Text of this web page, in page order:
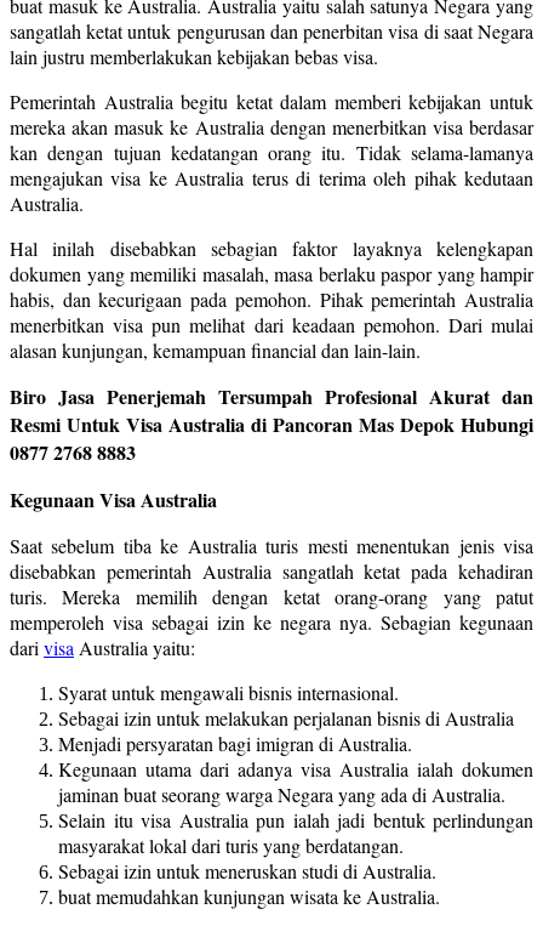
buat masuk ke Australia. Australia yaitu salah satunya Negara yang
sangatlah ketat untuk pengurusan dan penerbitan visa di saat Negara
lain justru memberlakukan kebijakan bebas visa.
Pemerintah Australia begitu ketat dalam memberi kebijakan untuk
mereka akan masuk ke Australia dengan menerbitkan visa berdasar
kan dengan tujuan kedatangan orang itu. Tidak selama-lamanya
mengajukan visa ke Australia terus di terima oleh pihak kedutaan
Australia.
Hal inilah disebabkan sebagian faktor layaknya kelengkapan
dokumen yang memiliki masalah, masa berlaku paspor yang hampir
habis, dan kecurigaan pada pemohon. Pihak pemerintah Australia
menerbitkan visa pun melihat dari keadaan pemohon. Dari mulai
alasan kunjungan, kemampuan financial dan lain-lain.
Biro Jasa Penerjemah Tersumpah Profesional Akurat dan
Resmi Untuk Visa Australia di Pancoran Mas Depok Hubungi
0877 2768 8883
Kegunaan Visa Australia
Saat sebelum tiba ke Australia turis mesti menentukan jenis visa
disebabkan pemerintah Australia sangatlah ketat pada kehadiran
turis. Mereka memilih dengan ketat orang-orang yang patut
memperoleh visa sebagai izin ke negara nya. Sebagian kegunaan
dari visa Australia yaitu:
Syarat untuk mengawali bisnis internasional.
Sebagai izin untuk melakukan perjalanan bisnis di Australia
Menjadi persyaratan bagi imigran di Australia.
Kegunaan utama dari adanya visa Australia ialah dokumen
jaminan buat seorang warga Negara yang ada di Australia.
Selain itu visa Australia pun ialah jadi bentuk perlindungan
masyarakat lokal dari turis yang berdatangan.
Sebagai izin untuk meneruskan studi di Australia.
buat memudahkan kunjungan wisata ke Australia.